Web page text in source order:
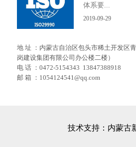
体系要...
2019-09-29
地 址 ：内蒙古自治区包头市稀土开发区
岗建设集团有限公司办公楼二楼）
电 话 ：0472-5154343 13847388918
邮 箱 ：1054124541@qq.com
技术支持：内蒙古